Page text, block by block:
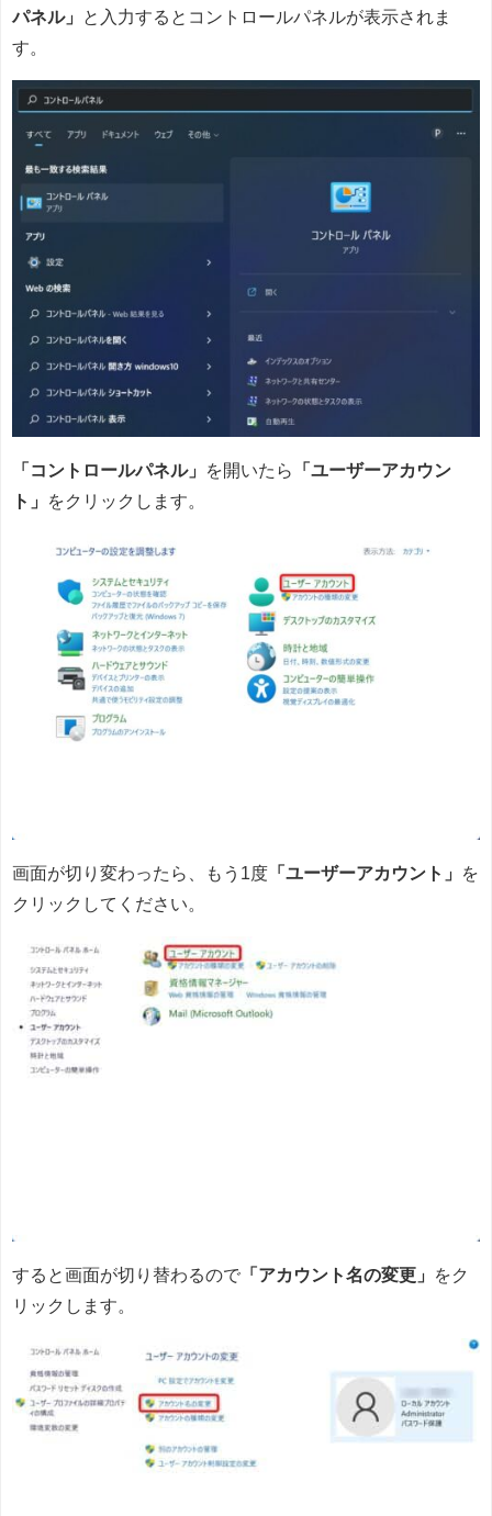
パネル」
と入力するとコントロールパネルが表示されま
す。
「コントロールパネル」 を開いたら
「ユーザーアカウン
ト」
をクリックします。
画面が切り変わったら、もう1度 「ユーザーアカウント」
を
クリックしてください。
すると画面が切り替わるので 「アカウント名の変更」
をク
リックします。